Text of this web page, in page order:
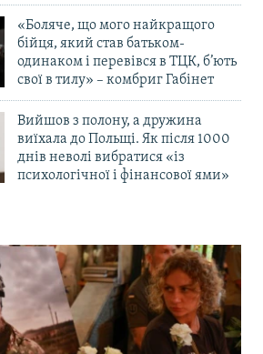
«Боляче, що мого найкращого
бійця, який став батьком-
одинаком і перевівся в ТЦК, б’ють
свої в тилу» – комбриг Габінет
Вийшов з полону, а дружина
виїхала до Польщі. Як після 1000
днів неволі вибратися «із
психологічної і фінансової ями»